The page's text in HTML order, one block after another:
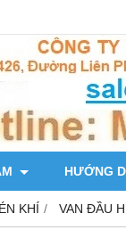
HƯỚNG
KHÍ VAN ĐẦU